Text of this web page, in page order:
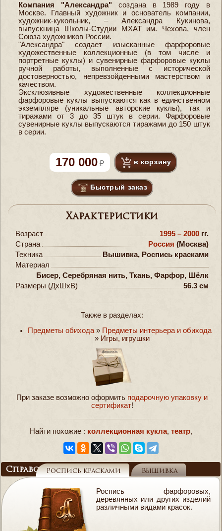
Компания "Александра" создана в 1989 году в
Москве. Главный художник и основатель компании,
художник-кукольник, – Александра Кукинова,
выпускница Школы-Студии МХАТ им. Чехова, член
Союза художников России.
"Александра" создает изысканные фарфоровые
художественные коллекционные (в том числе и
портретные куклы) и сувенирные фарфоровые куклы
ручной работы, выполненные с исторической
достоверностью, непревзойденными мастерством и
качеством.
Эксклюзивные художественные коллекционные
фарфоровые куклы выпускаются как в единственном
экземпляре (уникальные авторские куклы), так и
тиражами от 3 до 35 штук в серии. Фарфоровые
сувенирные куклы выпускаются тиражами до 150 штук
в серии.
170 000 в корзину
Быстрый заказ
Характеристики
Возраст 1995 – 2000 гг.
Страна
Россия (Москва)
Техника
Вышивка, Роспись красками
Материал
Бисер, Серебряная нить, Ткань, Фарфор, Шёлк
Размеры (ДxШxВ)
56.3 см
Также в разделах:
Предметы обихода » Предметы интерьера и обихода
» Игры, игрушки
При заказе возможно оформить подарочную упаковку и
сертификат!
Найти похожие : коллекционная кукла, театр,
СправочникРоспись красками Вышивка
Роспись фарфоровых,
деревянных или других изделий
различными видами красок.